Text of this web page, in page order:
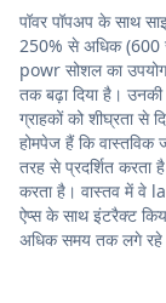
पॉवर पॉपअप के साथ
250% से अधिक (600
powr सोशल का
तक बढ़ा दिया है।
ग्राहकों को शीघ्रता
होमपेज हैं कि वास्तविक
तरह से प्रदर्शित
करता है। वास्तव में वे
ऐप्स के साथ इंटरैक्ट
अधिक समय तक लगे